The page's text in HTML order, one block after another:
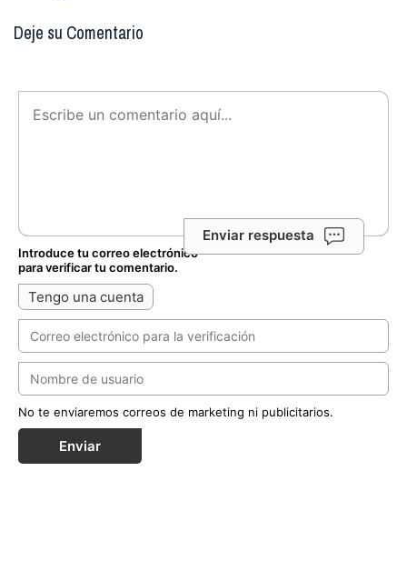
Deje su Comentario
Enviar respuesta
Introduce tu correo electrónico
para verificar tu comentario.
Tengo una cuenta
No te enviaremos correos de marketing ni publicitarios.
Enviar